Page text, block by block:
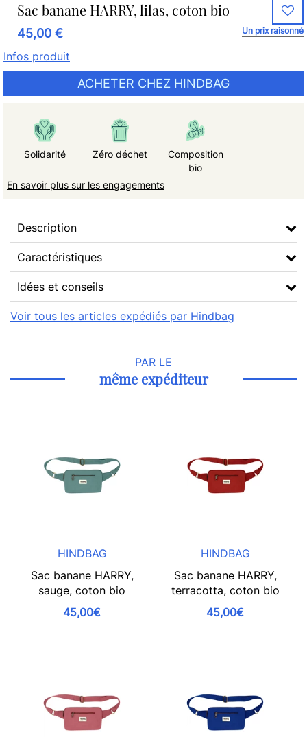
Sac banane HARRY, lilas, coton bio
45,00 € Un prix raisonné
Infos produit
ACHETER CHEZ HINDBAG
Solidarité Zéro déchet
Composition
bio
En savoir plus sur les engagements
Description
Caractéristiques
Idées et conseils
Voir tous les articles expédiés par Hindbag
PAR LE
même expéditeur
HINDBAG
Sac banane HARRY,
sauge, coton bio
45,00€
HINDBAG
Sac banane HARRY,
terracotta, coton bio
45,00€